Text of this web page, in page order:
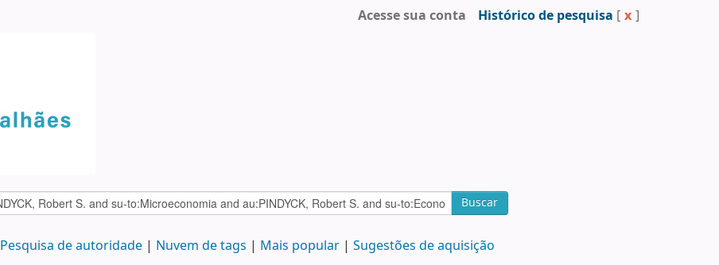
Acesse sua conta Histórico de pesquisa [ x ]
Buscar
Pesquisa de autoridade Nuvem de tags Mais popular Sugestões de aquisição